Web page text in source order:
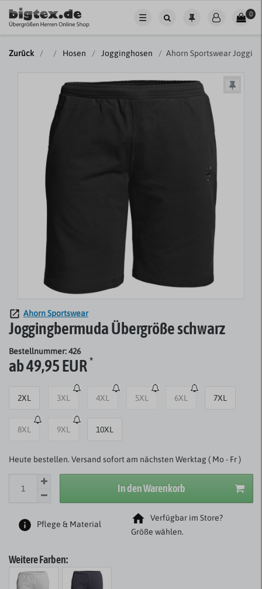
☰ 0
Zurück Hosen Jogginghosen Ahorn Sportswear
Ahorn Sportswear
Joggingbermuda Übergröße schwarz
Bestellnummer: 426
ab 49,95 EUR*
2XL 3XL 4XL 5XL 6XL 7XL
8XL 9XL 10XL
Heute bestellen. Versand sofort am nächsten Werktag ( Mo - Fr )
In den Warenkorb
Pflege & Material
Verfügbar im Store?
Größe wählen.
Weitere Farben: